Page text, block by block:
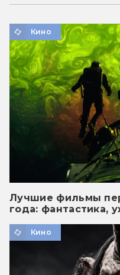
Кино
Лучшие фильмы
года: фантастика,
Кино